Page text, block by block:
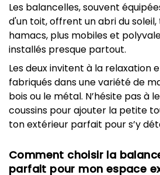
Les balancelles, souvent
d'un toit, offrent un abri du soleil,
hamacs, plus mobiles et
installés presque partout.
Les deux invitent à la relaxation
fabriqués dans une variété de
bois ou le métal. N’hésite pas à
coussins pour ajouter la petite
ton extérieur parfait pour s’y
Comment choisir la
parfait pour mon espace